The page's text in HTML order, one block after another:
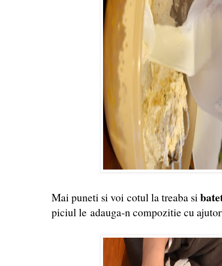
Mai puneti si voi cotul la treaba sib
piciul le adauga-n compozitie cu